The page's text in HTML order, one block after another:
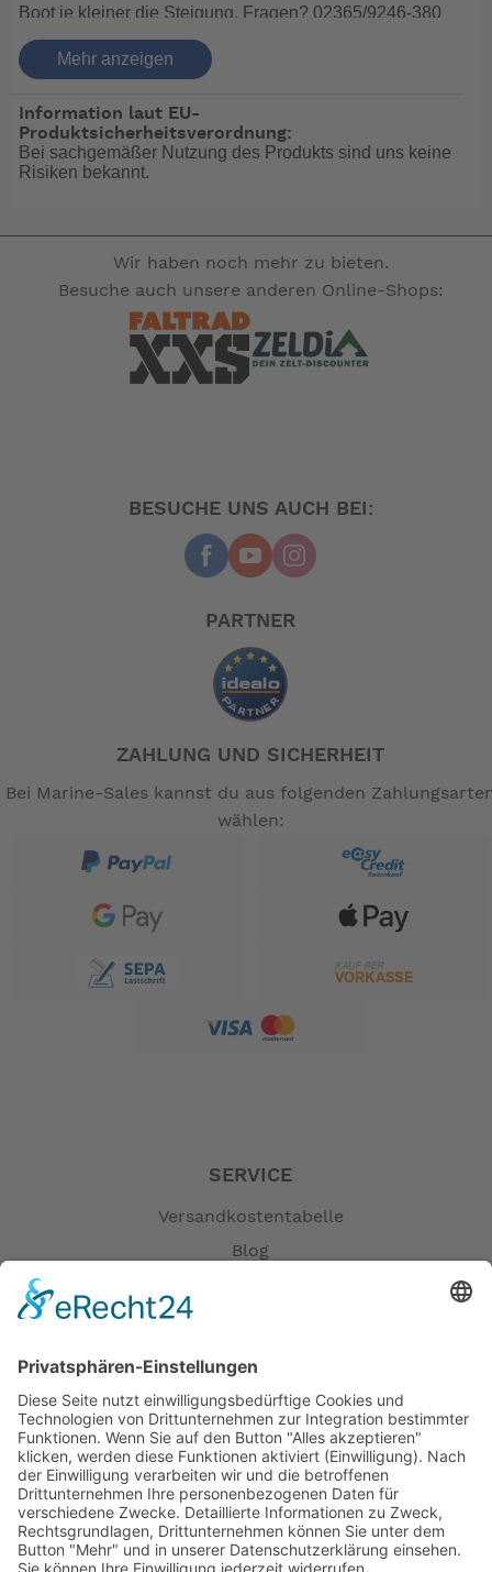
Boot je kleiner die Steigung. Fragen? 02365/9246-380
Vorteile eines VA Propellers
• Höhere Leistung im Vergleich zu Alumininiumtypen
Materialverformung und Kavitation
• Einsatzgebiet: Schnelle und leistungsfähige Boote.
• Erhöhte Stabilität dank der Materialhärte im Vergleich
• Siehe zusätzliche Hinweise im Kapitel "Propeller"
über Einsatz und Nutzung
des Bootes
-- Auf Produktfotos angezeigte Dekorationsartikel
Mehr anzeigen
Information laut EU-
Produktsicherheitsverordnung:
Bei sachgemäßer Nutzung des Produkts sind uns keine
Risiken bekannt.
Wir haben noch mehr zu bieten.
Besuche auch unsere anderen Online-Shops:
BESUCHE UNS AUCH BEI:
PARTNER
ZAHLUNG UND SICHERHEIT
Bei Marine-Sales kannst du aus folgenden
wählen:
SERVICE
Versandkostentabelle
Blog
Versandpartner
Verfügbarkeiten
Zahlung und Versand
Datenschutz
Fernabsatz